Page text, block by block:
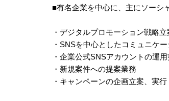
■有名企業を中心に、主にソーシ
・デジタルプロモーション戦略立
・SNSを中心としたコミュニケ
・企業公式SNSアカウントの運用
・新規案件への提案業務
・キャンペーンの企画立案、実行